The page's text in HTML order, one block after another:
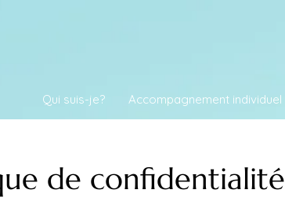
Qui suis-je? Accompagnement individuel
de confidentialité